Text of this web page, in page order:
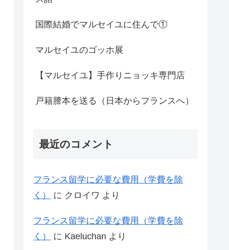
国際結婚でマルセイユに住んで①
マルセイユのゴッホ展
【マルセイユ】手作りニョッキ専門店
戸籍謄本を送る（日本からフランスへ）
最近のコメント
フランス留学に必要な費用（学費を除
く）
に クロイワ より
フランス留学に必要な費用（学費を除
く）
に Kaeluchan より